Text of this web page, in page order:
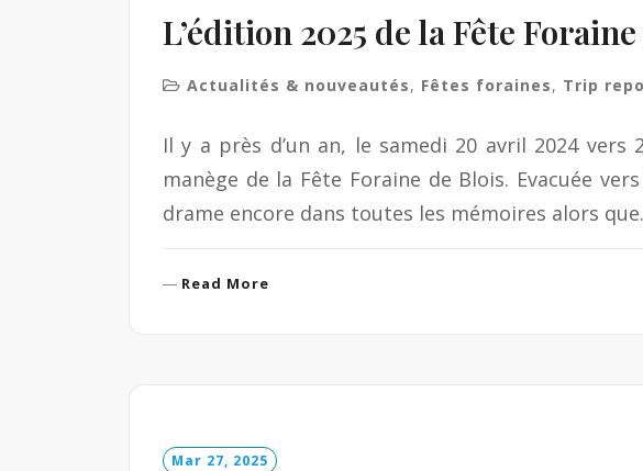
L’édition 2025 de la Fête
Actualités & nouveautés, Fêtes foraines, Trip
Il y a près d’un an, le samedi 20 avril 2024
manège de la Fête Foraine de Blois. Evacuée
drame encore dans toutes les mémoires alors
Read More
e
Mar 27, 2025